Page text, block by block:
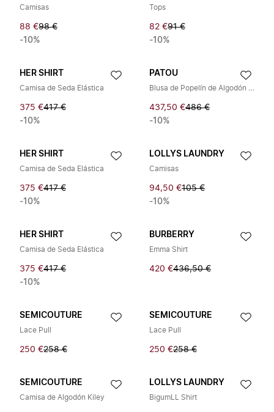
Camisas
88 €98 €
-10%
Tops
82 €91 €
-10%
HER SHIRT
Camisa de Seda Elástica
375 €417 €
-10%
PATOU
Blusa de Popelín de Algodón con Nudo
437,50 €486 €
-10%
HER SHIRT
Camisa de Seda Elástica
375 €417 €
-10%
LOLLYS LAUNDRY
Camisas
94,50 €105 €
-10%
HER SHIRT
Camisa de Seda Elástica
375 €417 €
-10%
BURBERRY
Emma Shirt
420 €436,50 €
SEMICOUTURE
Lace Pull
250 €258 €
SEMICOUTURE
Lace Pull
250 €258 €
SEMICOUTURE
Camisa de Algodón Kiley
LOLLYS LAUNDRY
BigumLL Shirt